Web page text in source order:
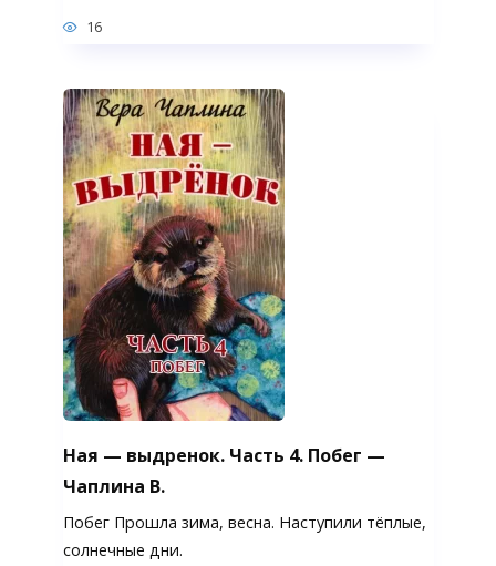
16
Ная — выдренок. Часть 4. Побег —
Чаплина В.
Побег Прошла зима, весна. Наступили тёплые,
солнечные дни.